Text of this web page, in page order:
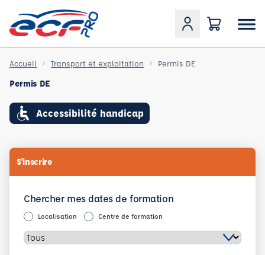
Accueil Transport et exploitation Permis DE
Permis DE
Accessibilité handicap
S'inscrire
Chercher mes dates de formation
Localisation Centre de formation